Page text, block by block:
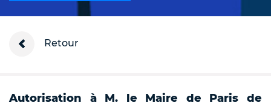
Retour
Autorisation à M. le Maire de Paris de